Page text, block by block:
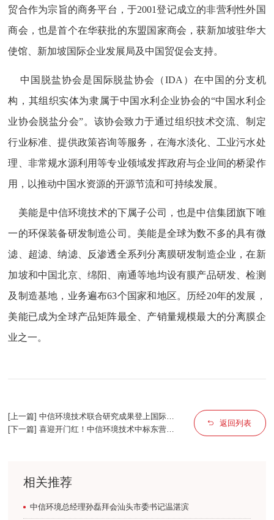
贸合作为宗旨的商务平台，于2001登记成立的非营利性外国
商会，也是首个在华获批的东盟国家商会，获新加坡驻华大
使馆、新加坡国际企业发展局及中国贸促会支持。
中国脱盐协会是国际脱盐协会（IDA）在中国的分支机
构，其组织实体为隶属于中国水利企业协会的“中国水利企
业协会脱盐分会”。该协会致力于通过组织技术交流、制定
行业标准、提供政策咨询等服务，在海水淡化、工业污水处
理、非常规水源利用等专业领域发挥政府与企业间的桥梁作
用，以推动中国水资源的开源节流和可持续发展。
美能是中信环境技术的下属子公司，也是中信集团旗下唯
一的环保装备研发制造公司。美能是全球为数不多的具有微
滤、超滤、纳滤、反渗透全系列分离膜研发制造企业，在新
加坡和中国北京、绵阳、南通等地均设有膜产品研发、检测
及制造基地，业务遍布63个国家和地区。历经20年的发展，
美能已成为全球产品矩阵最全、产销量规模最大的分离膜企
业之一。
[上一篇] 中信环境技术联合研究成果登上国际权
威学术期刊Nature Sustainability
[下一篇] 喜迎开门红！中信环境技术中标东营广
返回列表
相关推荐
中信环境总经理孙磊拜会汕头市委书记温湛滨